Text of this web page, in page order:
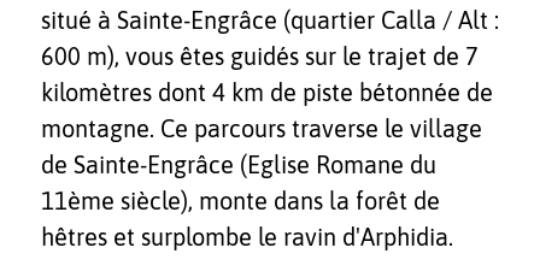
situé à Sainte-Engrâce (quartier Calla / Alt :
600 m), vous êtes guidés sur le trajet de 7
kilomètres dont 4 km de piste bétonnée de
montagne. Ce parcours traverse le village
de Sainte-Engrâce (Eglise Romane du
11ème siècle), monte dans la forêt de
hêtres et surplombe le ravin d'Arphidia.